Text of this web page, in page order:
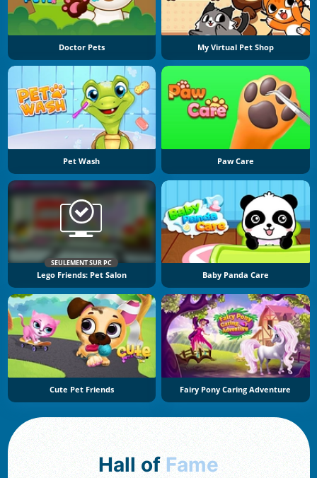
Doctor Pets My Virtual Pet Shop
Pet Wash Paw Care
SEULEMENT SUR PC
Lego Friends: Pet Salon Baby Panda Care
Cute Pet Friends Fairy Pony Caring Adventure
Hall of Fame